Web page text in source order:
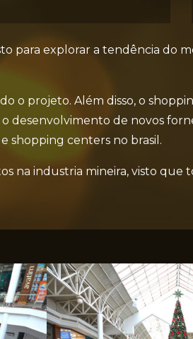
para explorar a tendência do
o projeto. Além disso, o
de novos
shopping centers no brasil.
na industria mineira, visto que